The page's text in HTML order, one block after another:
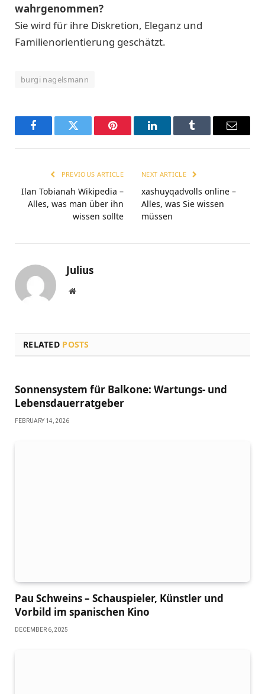
wahrgenommen?
Sie wird für ihre Diskretion, Eleganz und
Familienorientierung geschätzt.
burgi nagelsmann
FacebookTwitter Pinterest LinkedInTumblr Email
PREVIOUS ARTICLE
Ilan Tobianah Wikipedia –
Alles, was man über ihn
wissen sollte
NEXT ARTICLE
xashuyqadvolls online –
Alles, was Sie wissen
müssen
Julius
Website
RELATED POSTS
Sonnensystem für Balkone: Wartungs- und
Lebensdauerratgeber
FEBRUARY 14, 2026
Pau Schweins – Schauspieler, Künstler und
Vorbild im spanischen Kino
DECEMBER 6, 2025